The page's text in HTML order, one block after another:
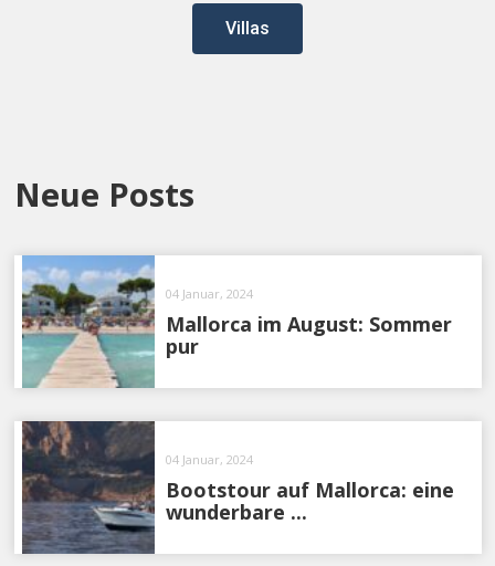
Villas
Neue Posts
04 Januar, 2024
Mallorca im August: Sommer
pur
04 Januar, 2024
Bootstour auf Mallorca: eine
wunderbare ...